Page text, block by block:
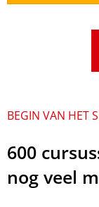
BEGIN VAN HET
600
nog veel